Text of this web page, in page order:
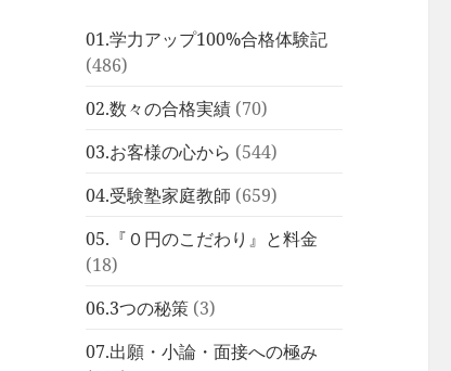
01.学力アップ100%合格体験記
(486)
02.数々の合格実績 (70)
03.お客様の心から (544)
04.受験塾家庭教師 (659)
05.『０円のこだわり』と料金
(18)
06.3つの秘策 (3)
07.出願・小論・面接への極み